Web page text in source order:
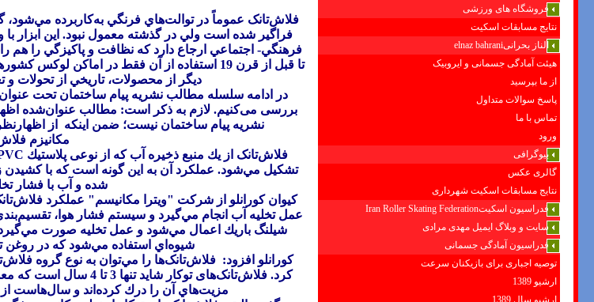
فروشگاه های ورزشی
نتایج مسابقات اسکیت
الناز بحرانیelnaz bahrani
هیئت آمادگی جسمانی و ایروبیک
از ما بپرسید
پاسخ سوالات متداول
تماس با ما
ورود
بیوگرافی
گالری عکس
نتایج مسابقات اسکیت شهرداری
فدراسیون اسکیتIran Roller Skating Federation
سایت و وبلاگ ایمیل مهدی مرادی
فدراسیون آمادگی جسمانی
توصیه اجباری برای بازیکنان سرعت
ارشیو 1389
ارشیو سال 1389
فلاش‌تانک‌ عموماً در توالت‌هاي فرنگي به‌کاربرده ‌مي‌شود،
فراگير شده است ولي در گذشته معمول نبود. اين ابزار
فرهنگي- اجتماعي ارجاع دارد كه نظافت و پاكيزگي را هم
تا قبل از قرن 19 استفاده از آن فقط در اماكن
ديگر از محصولات، تاريخي از تحولات و
در ادامه سلسله مطالب نشریه پیام ساختمان تحت عنوان
بررسی می‌کنیم. لازم به ذکر است: مطالب عنوان‌شده
نشریه پيام ساختمان نيست؛ ضمن اینکه از
مكانيزم
فلاش‌تانک از يك منبع ذخيره آب كه از نوعی پلاستيك
تشكيل مي‌شود. عملكرد آن به اين گونه است كه با كشيدن
شده و آب با فشار
كيوان كورانلو از شركت "ويترا مكانيسم" عملكرد
عمل تخليه آب انجام مي‌گيرد و سيستم فشار هوا،
شیلنگ باريك اعمال مي‌شود و عمل تخليه صورت
شيوه‌اي استفاده مي‌شود كه در
كورانلو افزود: فلاش‌تانک‌ها را مي‌توان به نوع گروه
كرد. فلاش‌تانک‌های توكار
مزيت‌هاي آن را درك كرده‌اند و سال‌هاست از